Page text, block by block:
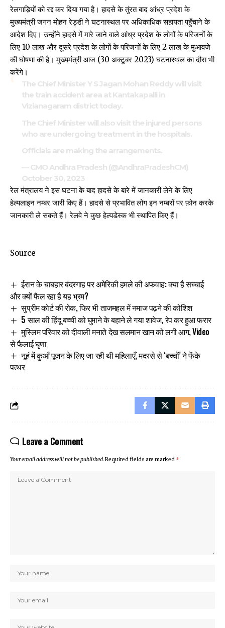
रेलगाड़ियों को रद्द कर दिया गया है। हादसे के तुंरत बाद आंध्र प्रदेश के
मुख्यमंत्री जगन मोहन रेड्डी ने घटनास्थल पर अधिकाधिक सहायता पहुँचाने के
आदेश दिए। उन्होंने हादसे में मारे जाने वाले आंध्र प्रदेश के लोगों के परिजनों के
लिए ₹10 लाख और दूसरे प्रदेश के लोगों के परिजनों के लिए ₹2 लाख केमुआवजे
की घोषणाकी है। मुख्यमंत्री आज (30 अक्टूबर 2023) घटनास्थल का दौरा भी
करेंगे।
The Chief Minister Y S Jagan Mohan Reddy will visit
the train accident area at Kantakapalli in
Vizianagaram district today.
The Chief Minister will also visit the injured persons
who are undergoing treatment in the hospitals.
Officials are making the arrangements.
— CMO Andhra Pradesh (@AndhraPradeshCM)
October 30, 2023
रेल मंत्रालय ने इस घटना के बाद हादसे के बारे में जानकारी लेने के लिए
हेल्पलाइन नम्बर जारी किए हैं। हादसे से प्रभावित लोग इन नम्बरों पर फ़ोन करके
जानकारी ले सकते हैं। रेलवे ने कुछ हेल्पडेस्क भी स्थापित किए हैं।
Source
ईरान के चाबहार बंदरगाह पर अमेरिकी हमले की अफवाह: क्या है सच्चाई
और क्यों फैल रहा है यह भ्रम?
सुप्रीम कोर्ट की रोक, फिर भी ताजमहल में नमाज पढ़ने की कोशिश
5 साल की हिंदू बच्ची को घुमाने के बहाने ले गया शावेज, रेप कर हुआ फरार
मुस्लिम परिवार को दीवाली मनाते देख सलमान खान को लगी आग, Video
से फैलाई घृणा
नूहं में कुआँ पूजन के लिए जा रही थी महिलाएँ, मदरसे से ‘बच्चों’ ने फेंके
पत्थर
Leave a Comment
Your email address will not be published.Required fields are marked *